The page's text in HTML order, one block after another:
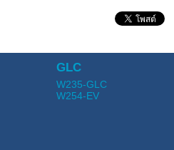
GLC
W235-GLC
W254-EV